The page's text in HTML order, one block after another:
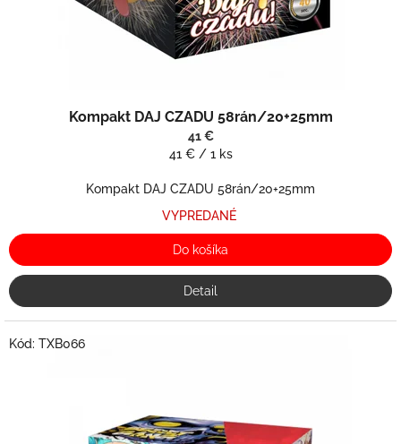
Kompakt DAJ CZADU 58rán/20+25mm
41 €
Jednotková
41 € / 1 ks
Kompakt DAJ CZADU 58rán/20+25mm
VYPREDANÉ
Do košíka
Detail
Kód: TXB066